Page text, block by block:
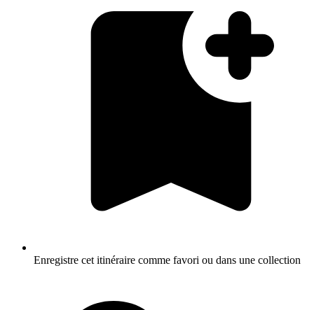
Enregistre cet itinéraire comme favori ou dans une collection